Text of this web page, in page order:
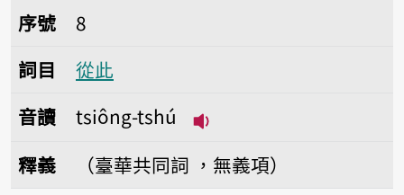
序號8從此
序號
8
詞目
從此
音讀
tsiông-tshú
釋義 （臺華共同詞 ，無義項）